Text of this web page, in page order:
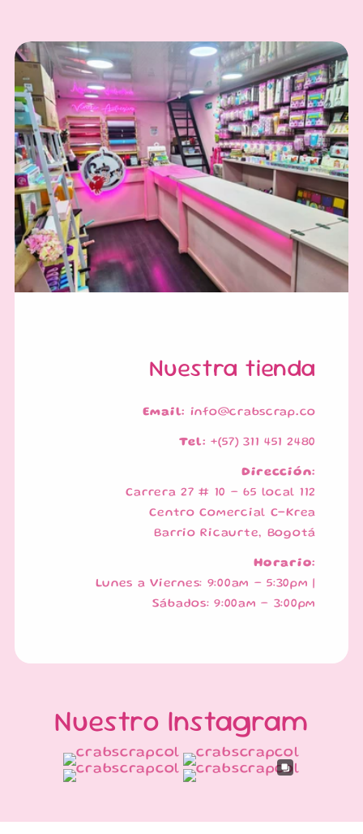
Nuestra tienda
Email: info@crabscrap.co
Tel: +(57) 311 451 2480
Dirección:
Carrera 27 # 10 – 65 local 112
Centro Comercial C-Krea
Barrio Ricaurte, Bogotá
Horario:
Lunes a Viernes: 9:00am – 5:30pm |
Sábados: 9:00am – 3:00pm
Nuestro Instagram